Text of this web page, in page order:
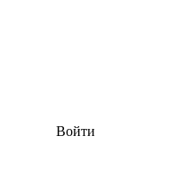
Войти